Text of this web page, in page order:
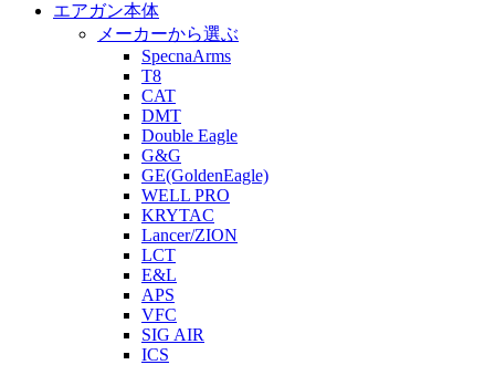
エアガン本体
メーカーから選ぶ
SpecnaArms
T8
CAT
DMT
Double Eagle
G&G
GE(GoldenEagle)
WELL PRO
KRYTAC
Lancer/ZION
LCT
E&L
APS
VFC
SIG AIR
ICS